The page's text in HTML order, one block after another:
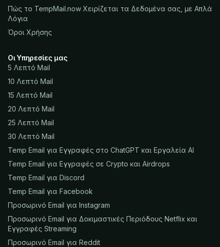
Πώς το TempMail.now Χειρίζεται τα Δεδομένα σας, με Απλά
Λόγια
Όροι Χρήσης
Οι Υπηρεσίες μας
5 Λεπτό Mail
10 Λεπτό Mail
15 Λεπτό Mail
20 Λεπτό Mail
25 Λεπτό Mail
30 Λεπτό Mail
Temp Email για Εγγραφές στο ChatGPT και Εργαλεία AI
Temp Email για Εγγραφές σε Crypto και Airdrops
Temp Email για Discord
Temp Email για Facebook
Προσωρινό Email για Instagram
Προσωρινό Email για Δοκιμαστικές Περιόδους Netflix και
Εγγραφές Streaming
Προσωρινό Email για Reddit